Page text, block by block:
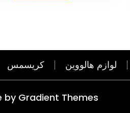
لوازم هالووین کریسمس
Gradient Themes